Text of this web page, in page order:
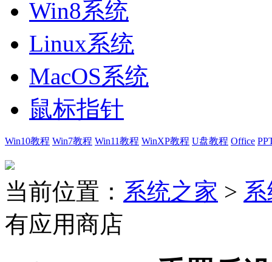
Win8系统
Linux系统
MacOS系统
鼠标指针
Win10教程 Win7教程 Win11教程 WinXP教程 U盘教程 Office
当前位置： 系统之家 >
有应用商店